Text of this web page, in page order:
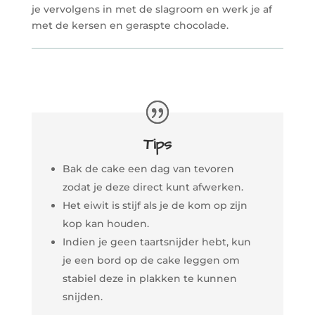
je vervolgens in met de slagroom en werk je af
met de kersen en geraspte chocolade.
Tips
Bak de cake een dag van tevoren
zodat je deze direct kunt afwerken.
Het eiwit is stijf als je de kom op zijn
kop kan houden.
Indien je geen taartsnijder hebt, kun
je een bord op de cake leggen om
stabiel deze in plakken te kunnen
snijden.